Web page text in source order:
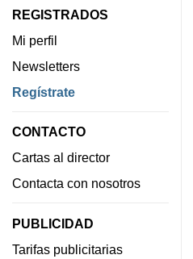
REGISTRADOS
Mi perfil
Newsletters
Regístrate
CONTACTO
Cartas al director
Contacta con nosotros
PUBLICIDAD
Tarifas publicitarias